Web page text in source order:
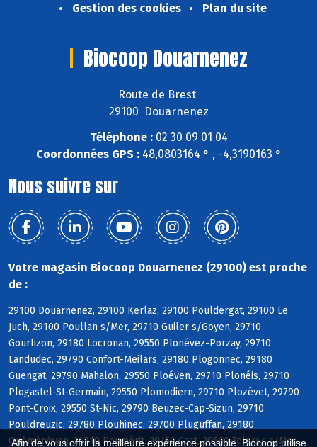
Afin de vous offrir la meilleure expérience possible, Biocoop utilise
Gestion des cookies
Plan du site
Biocoop Douarnenez
Route de Brest
29100 Douarnenez
Téléphone :02 30 09 01 04
Coordonnées GPS :48,0803164 ° , -4,3190163 °
Nous suivre sur
Votre magasin Biocoop Douarnenez (29100) est proche
de :
29100 Douarnenez, 29100 Kerlaz, 29100 Pouldergat, 29100 Le
Juch, 29100 Poullan s/Mer, 29710 Guiler s/Goyen, 29710
Gourlizon, 29180 Locronan, 29550 Plonévez-Porzay, 29710
Landudec, 29790 Confort-Meilars, 29180 Plogonnec, 29180
Guengat, 29790 Mahalon, 29550 Ploéven, 29710 Plonéis, 29710
Plogastel-St-Germain, 29550 Plomodiern, 29710 Plozévet, 29790
Pont-Croix, 29550 St-Nic, 29790 Beuzec-Cap-Sizun, 29710
Pouldreuzic, 29780 Plouhinec, 29700 Pluguffan, 29180
Quéménéven, 29710 Peumérit, 29150 Cast, 29560 Telgruc s/Mer,